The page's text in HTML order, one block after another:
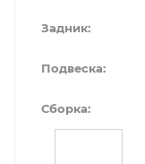
Задник:
Подвеска:
Сборка: